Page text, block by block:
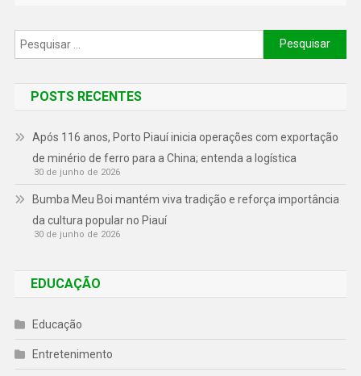
POSTS RECENTES
Após 116 anos, Porto Piauí inicia operações com exportação
de minério de ferro para a China; entenda a logística
30 de junho de 2026
Bumba Meu Boi mantém viva tradição e reforça importância
da cultura popular no Piauí
30 de junho de 2026
EDUCAÇÃO
Educação
Entretenimento